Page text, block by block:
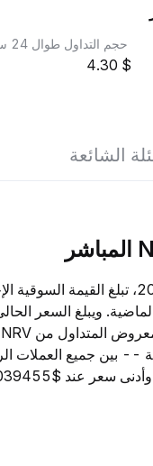
حجم التداول طوال 24 ساعة
4.30
الشائعة